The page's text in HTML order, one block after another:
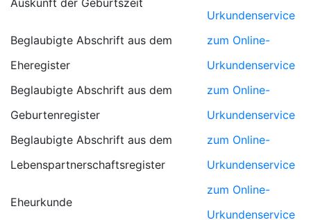
Auskunft der Geburtszeit
Urkundenservice
Beglaubigte Abschrift aus dem
Eheregister
zum Online-
Urkundenservice
Beglaubigte Abschrift aus dem
Geburtenregister
zum Online-
Urkundenservice
Beglaubigte Abschrift aus dem
Lebenspartnerschaftsregister
zum Online-
Urkundenservice
Eheurkunde
zum Online-
Urkundenservice